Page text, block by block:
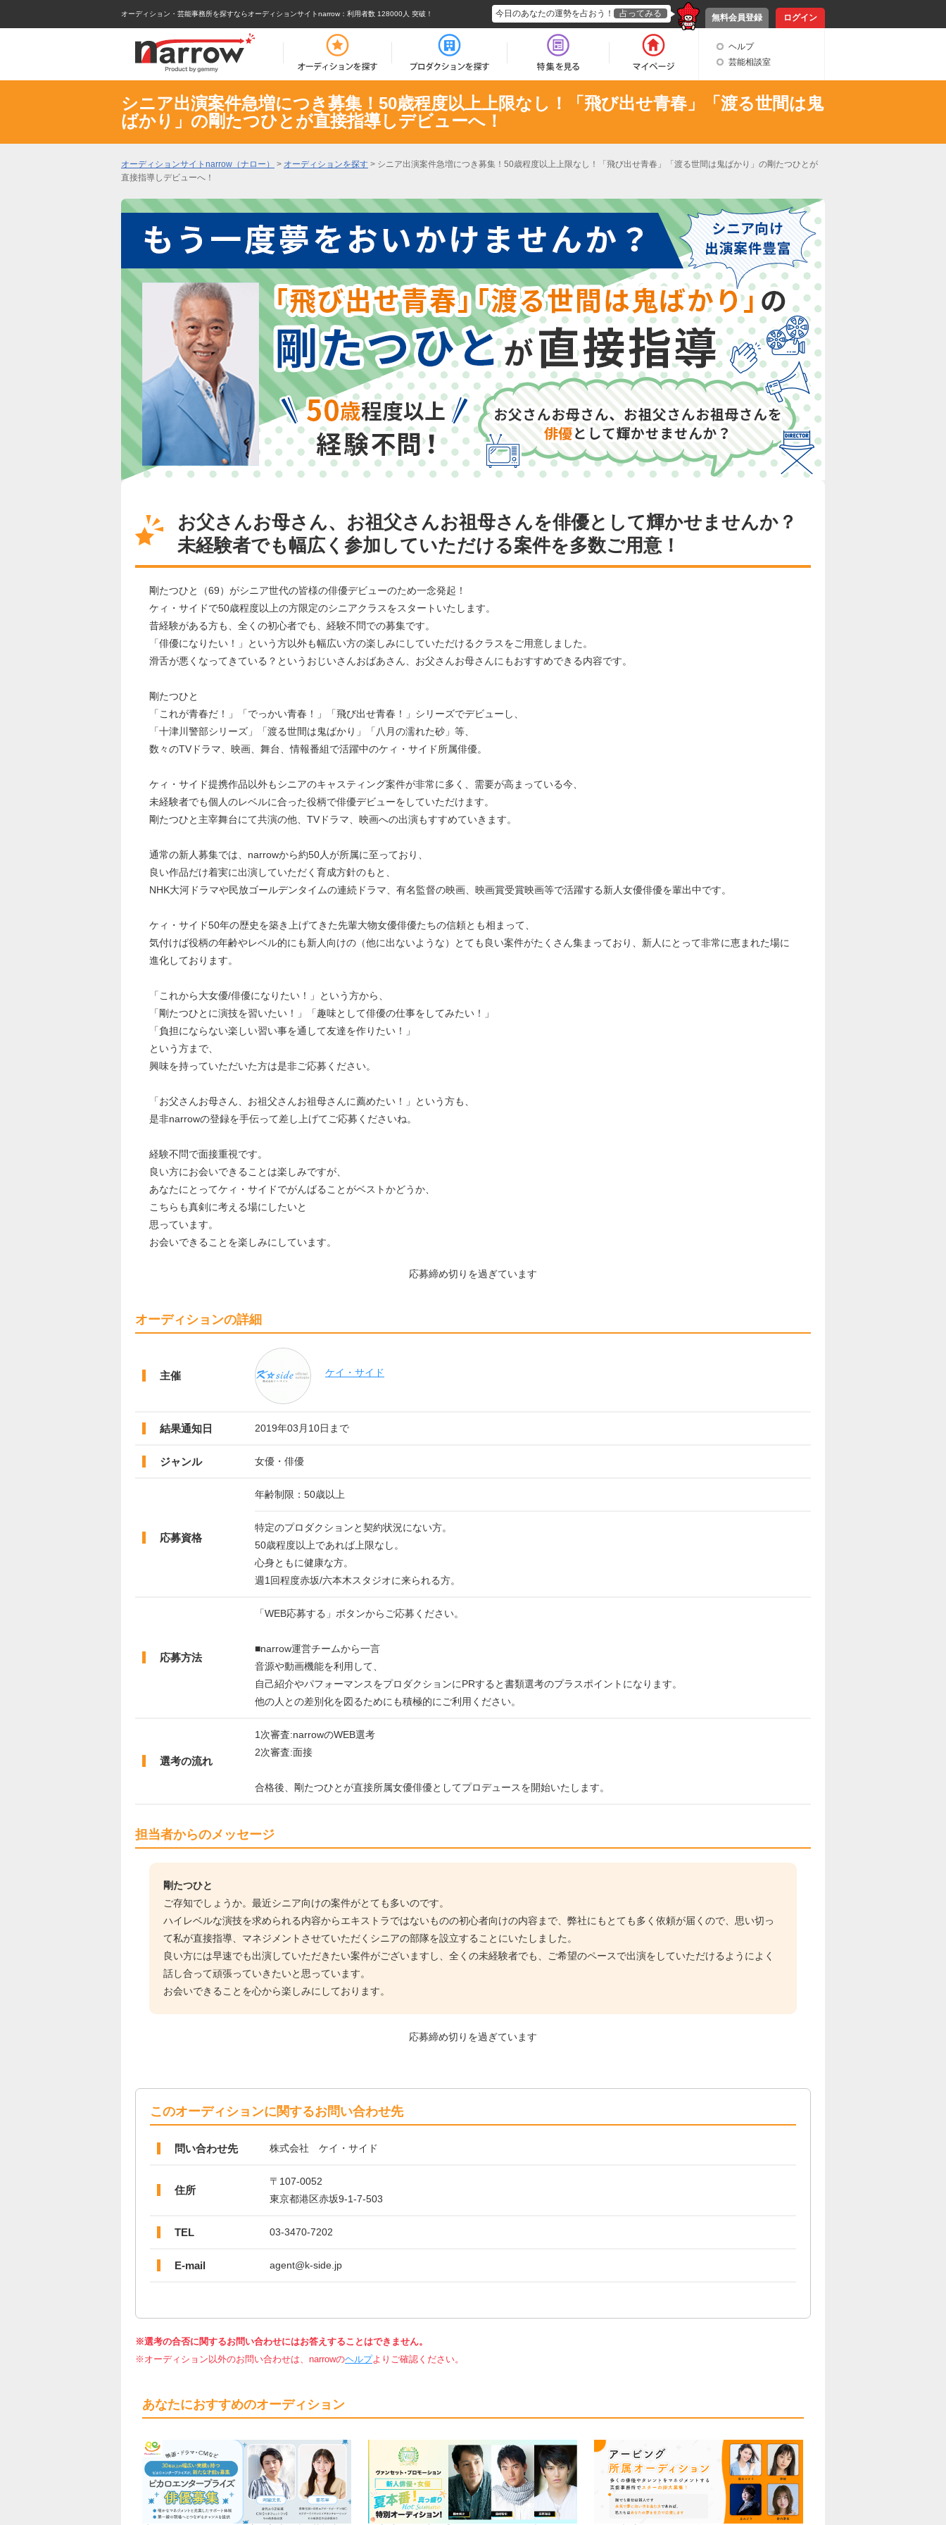
オーディション・芸能事務所を探すならオーディションサイトnarrow ：利用者数 128000人 突破！ 無料会員登録 ログイン
今日のあなたの運勢を占おう！ 占ってみる
ヘルプ
芸能相談室
シニア出演案件急増につき募集！50歳程度以上上限なし！「飛び出せ青春」「渡る世間は鬼
ばかり」の剛たつひとが直接指導しデビューへ！
オーディションサイトnarrow（ナロー） > オーディションを探す > シニア出演案件急増につき募集！50歳程度以上上限なし！「飛び出せ青春」「渡る世間は鬼ばかり」の剛たつひとが
直接指導しデビューへ！
お父さんお母さん、お祖父さんお祖母さんを俳優として輝かせませんか？
未経験者でも幅広く参加していただける案件を多数ご用意！
剛たつひと（69）がシニア世代の皆様の俳優デビューのため一念発起！
ケィ・サイドで50歳程度以上の方限定のシニアクラスをスタートいたします。
昔経験がある方も、全くの初心者でも、経験不問での募集です。
「俳優になりたい！」という方以外も幅広い方の楽しみにしていただけるクラスをご用意しました。
滑舌が悪くなってきている？というおじいさんおばあさん、お父さんお母さんにもおすすめできる内容です。
剛たつひと
「これが青春だ！」「でっかい青春！」「飛び出せ青春！」シリーズでデビューし、
「十津川警部シリーズ」「渡る世間は鬼ばかり」「八月の濡れた砂」等、
数々のTVドラマ、映画、舞台、情報番組で活躍中のケィ・サイド所属俳優。
ケィ・サイド提携作品以外もシニアのキャスティング案件が非常に多く、需要が高まっている今、
未経験者でも個人のレベルに合った役柄で俳優デビューをしていただけます。
剛たつひと主宰舞台にて共演の他、TVドラマ、映画への出演もすすめていきます。
通常の新人募集では、narrowから約50人が所属に至っており、
良い作品だけ着実に出演していただく育成方針のもと、
NHK大河ドラマや民放ゴールデンタイムの連続ドラマ、有名監督の映画、映画賞受賞映画等で活躍する新人女優俳優を輩出中です。
ケィ・サイド50年の歴史を築き上げてきた先輩大物女優俳優たちの信頼とも相まって、
気付けば役柄の年齢やレベル的にも新人向けの（他に出ないような）とても良い案件がたくさん集まっており、新人にとって非常に恵まれた場に
進化しております。
「これから大女優/俳優になりたい！」という方から、
「剛たつひとに演技を習いたい！」「趣味として俳優の仕事をしてみたい！」
「負担にならない楽しい習い事を通して友達を作りたい！」
という方まで、
興味を持っていただいた方は是非ご応募ください。
「お父さんお母さん、お祖父さんお祖母さんに薦めたい！」という方も、
是非narrowの登録を手伝って差し上げてご応募くださいね。
経験不問で面接重視です。
良い方にお会いできることは楽しみですが、
あなたにとってケィ・サイドでがんばることがベストかどうか、
こちらも真剣に考える場にしたいと
思っています。
お会いできることを楽しみにしています。
応募締め切りを過ぎています
オーディションの詳細
主催 ケイ・サイド
結果通知日 2019年03月10日まで
ジャンル 女優・俳優
応募資格
年齢制限：50歳以上
特定のプロダクションと契約状況にない方。
50歳程度以上であれば上限なし。
心身ともに健康な方。
週1回程度赤坂/六本木スタジオに来られる方。
応募方法
「WEB応募する」ボタンからご応募ください。
■narrow運営チームから一言
音源や動画機能を利用して、
自己紹介やパフォーマンスをプロダクションにPRすると書類選考のプラスポイントになります。
他の人との差別化を図るためにも積極的にご利用ください。
選考の流れ
1次審査:narrowのWEB選考
2次審査:面接
合格後、剛たつひとが直接所属女優俳優としてプロデュースを開始いたします。
担当者からのメッセージ
剛たつひと
ご存知でしょうか。最近シニア向けの案件がとても多いのです。
ハイレベルな演技を求められる内容からエキストラではないものの初心者向けの内容まで、弊社にもとても多く依頼が届くので、思い切っ
て私が直接指導、マネジメントさせていただくシニアの部隊を設立することにいたしました。
良い方には早速でも出演していただきたい案件がございますし、全くの未経験者でも、ご希望のペースで出演をしていただけるようによく
話し合って頑張っていきたいと思っています。
お会いできることを心から楽しみにしております。
応募締め切りを過ぎています
このオーディションに関するお問い合わせ先
問い合わせ先 株式会社 ケイ・サイド
住所
〒107-0052
東京都港区赤坂9-1-7-503
TEL 03-3470-7202
E-mail agent@k-side.jp
※選考の合否に関するお問い合わせにはお答えすることはできません。
※オーディション以外のお問い合わせは、narrowのヘルプよりご確認ください。
あなたにおすすめのオーディション